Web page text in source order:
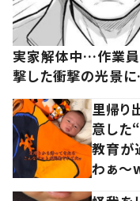
実家解体中…作業員
撃した衝撃の光景に
里帰り
意した
教育が
わぁ～